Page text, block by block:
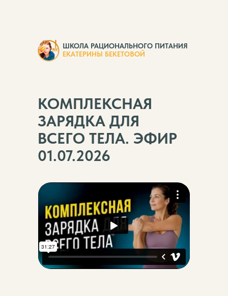
КОМПЛЕКСНАЯ
ЗАРЯДКА ДЛЯ
ВСЕГО ТЕЛА. ЭФИР
01.07.2026
ШКОЛА РАЦИОНАЛЬНОГО ПИТАНИЯ
ЕКАТЕРИНЫ БЕКЕТОВОЙ